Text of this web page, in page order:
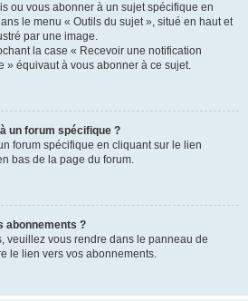
ou vous abonner à un sujet spécifique en
le menu « Outils du sujet », situé en haut et
par une image.
la case « Recevoir une notification
» équivaut à vous abonner à ce sujet.
un forum spécifique ?
forum spécifique en cliquant sur le lien
bas de la page du forum.
abonnements ?
veuillez vous rendre dans le panneau de
le lien vers vos abonnements.